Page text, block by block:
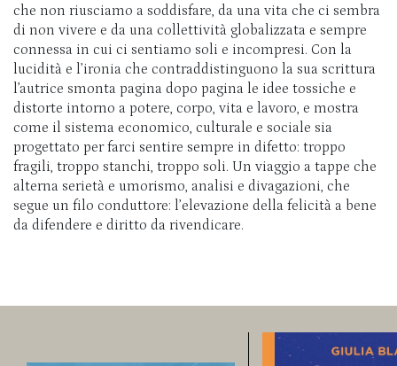
che non riusciamo a soddisfare, da una vita che ci sembra
di non vivere e da una collettività globalizzata e sempre
connessa in cui ci sentiamo soli e incompresi. Con la
lucidità e l’ironia che contraddistinguono la sua scrittura
l’autrice smonta pagina dopo pagina le idee tossiche e
distorte intorno a potere, corpo, vita e lavoro, e mostra
come il sistema economico, culturale e sociale sia
progettato per farci sentire sempre in difetto: troppo
fragili, troppo stanchi, troppo soli. Un viaggio a tappe che
alterna serietà e umorismo, analisi e divagazioni, che
segue un filo conduttore: l’elevazione della felicità a bene
da difendere e diritto da rivendicare.